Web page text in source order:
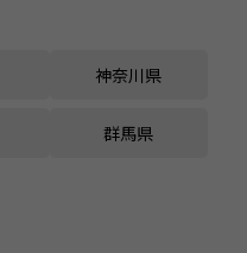
神奈川県
群馬県